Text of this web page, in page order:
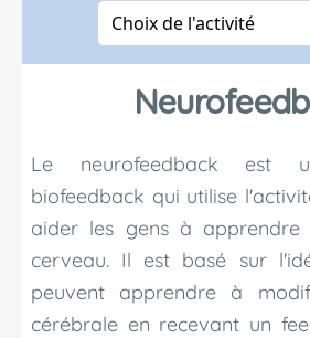
Le neurofeedback est
biofeedback qui utilise
aider les gens à
cerveau. Il est basé sur
peuvent apprendre à
cérébrale en recevant un